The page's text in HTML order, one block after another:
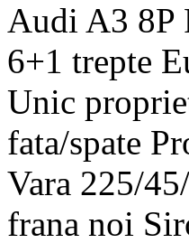
Audi A3 8P
6+1 trepte
Unic
fata/spate
Vara 225/
frana noi